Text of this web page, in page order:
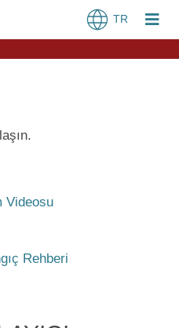
TR
Videosu
Rehberi